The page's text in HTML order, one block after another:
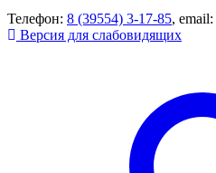
Телефон: 8 (39554) 3-17-85, email:
Версия для слабовидящих